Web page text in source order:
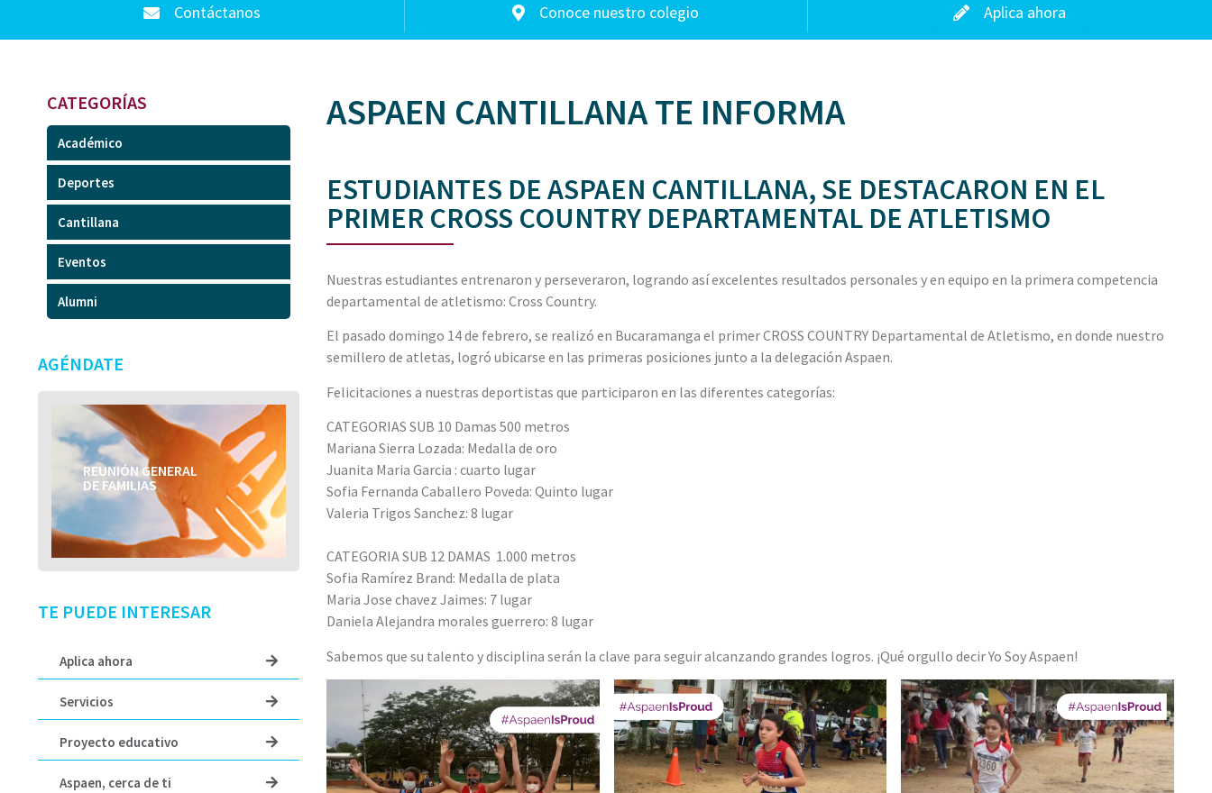
Contáctanos Conoce nuestro colegio Aplica ahora
CATEGORÍAS
Académico
Deportes
Cantillana
Eventos
Alumni
AGÉNDATE
REUNIÓN GENERAL
DE FAMILIAS
TÍTULO DEL EVENTO
TE PUEDE INTERESAR
Aplica ahora
Servicios
Proyecto educativo
Aspaen, cerca de ti
ASPAEN CANTILLANA TE INFORMA
ESTUDIANTES DE ASPAEN CANTILLANA, SE DESTACARON EN EL
PRIMER CROSS COUNTRY DEPARTAMENTAL DE ATLETISMO
Nuestras estudiantes entrenaron y perseveraron, logrando así excelentes resultados personales y en equipo en la primera competencia
departamental de atletismo: Cross Country.
El pasado domingo 14 de febrero, se realizó en Bucaramanga el primer CROSS COUNTRY Departamental de Atletismo, en donde nuestro
semillero de atletas, logró ubicarse en las primeras posiciones junto a la delegación Aspaen.
Felicitaciones a nuestras deportistas que participaron en las diferentes categorías:
CATEGORIAS SUB 10 Damas 500 metros
Mariana Sierra Lozada: Medalla de oro
Juanita Maria Garcia : cuarto lugar
Sofia Fernanda Caballero Poveda: Quinto lugar
Valeria Trigos Sanchez: 8 lugar
CATEGORIA SUB 12 DAMAS 1.000 metros
Sofia Ramírez Brand: Medalla de plata
Maria Jose chavez Jaimes: 7 lugar
Daniela Alejandra morales guerrero: 8 lugar
Sabemos que su talento y disciplina serán la clave para seguir alcanzando grandes logros. ¡Qué orgullo decir Yo Soy Aspaen!